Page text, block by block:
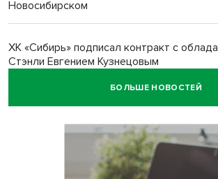
Новосибирском
ХК «Сибирь» подписал контракт с
Стэнли Евгением Кузнецовым
БОЛЬШЕ НОВОСТЕЙ